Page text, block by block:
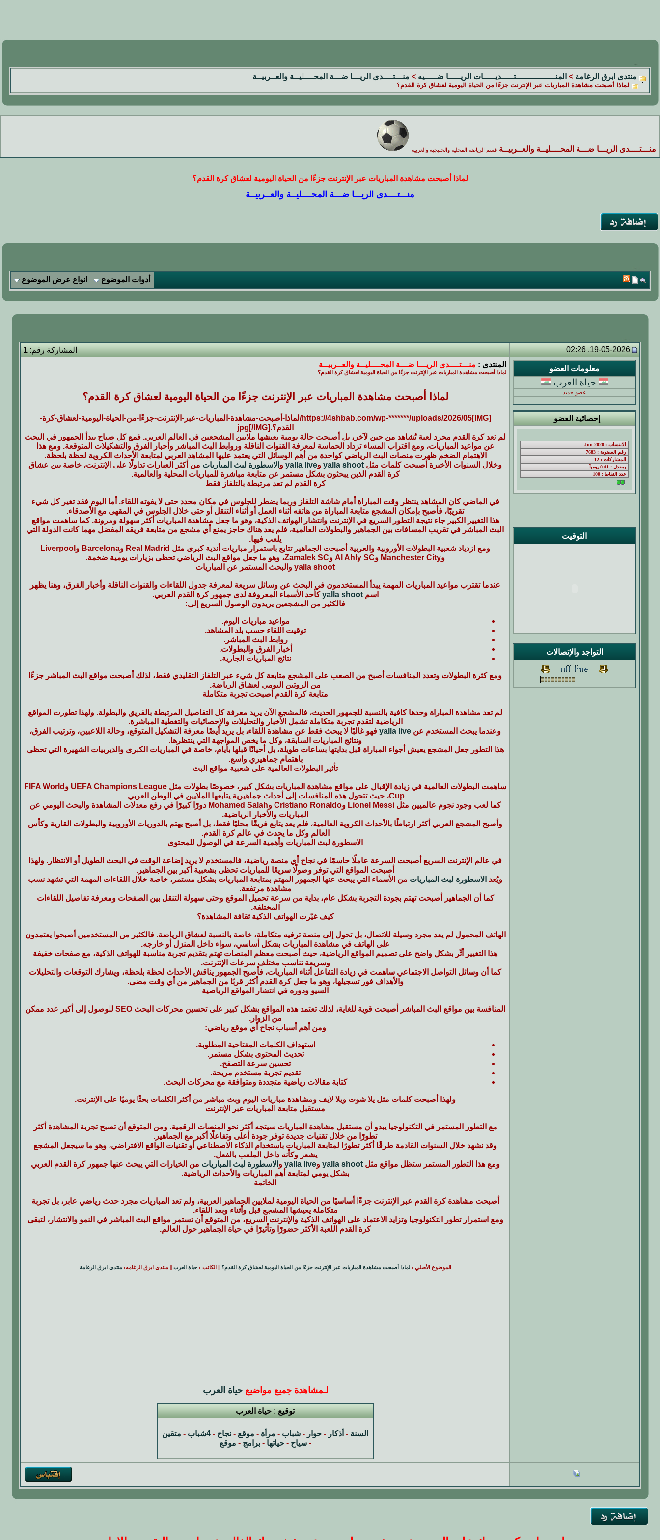
منتدى ابرق الرغامة > المنــــــــــــــــتـــــديـــــات الريـــــا ضـــــيه > منـــتــــدى الريـــا ضـــة المحــــليــة والعــربيــة
لماذا أصبحت مشاهدة المباريات عبر الإنترنت جزءًا من الحياة اليومية لعشاق كرة القدم؟
منـــتــــدى الريـــا ضـــة المحــــليــة والعــربيــة قسم الرياضة المحلية والخليجية والعربية
لماذا أصبحت مشاهدة المباريات عبر الإنترنت جزءًا من الحياة اليومية لعشاق كرة القدم؟
منـــتــــدى الريـــا ضـــة المحــــليــة والعــربيــة
أدوات الموضوع انواع عرض الموضوع
19-05-2026, 02:26 المشاركة رقم:1
معلومات العضو
حياة العرب
عضو جديد
إحصائية العضو
التوقيت
التواجد والإتصالات
المنتدى : منـــتــــدى الريـــا ضـــة المحــــليــة والعــربيــة
لماذا أصبحت مشاهدة المباريات عبر الإنترنت جزءًا من الحياة اليومية لعشاق كرة القدم؟
لماذا أصبحت مشاهدة المباريات عبر الإنترنت جزءًا من الحياة اليومية لعشاق كرة القدم؟
[IMG]https://4shbab.com/wp-*******/uploads/2026/05/لماذا-أصبحت-مشاهدة-المباريات-عبر-الإنترنت-جزءًا-من-الحياة-اليومية-لعشاق-كرة-
القدم؟.jpg[/IMG]
لم تعد كرة القدم مجرد لعبة تُشاهد من حين لآخر، بل أصبحت حالة يومية يعيشها ملايين المشجعين في العالم العربي. فمع كل صباح يبدأ الجمهور في البحث
عن مواعيد المباريات، ومع اقتراب المساء تزداد الحماسة لمعرفة القنوات الناقلة وروابط البث المباشر وأخبار الفرق والتشكيلات المتوقعة. ومع هذا
الاهتمام الضخم ظهرت منصات البث الرياضي كواحدة من أهم الوسائل التي يعتمد عليها المشاهد العربي لمتابعة الأحداث الكروية لحظة بلحظة.
وخلال السنوات الأخيرة أصبحت كلمات مثل yalla shoot وyalla live و الاسطورة لبث المباريات من أكثر العبارات تداولًا على الإنترنت، خاصة بين عشاق
كرة القدم الذين يبحثون بشكل مستمر عن متابعة مباشرة للمباريات المحلية والعالمية.
كرة القدم لم تعد مرتبطة بالتلفاز فقط
في الماضي كان المشاهد ينتظر وقت المباراة أمام شاشة التلفاز وربما يضطر للجلوس في مكان محدد حتى لا يفوته اللقاء. أما اليوم فقد تغير كل شيء
تقريبًا، فأصبح بإمكان المشجع متابعة المباراة من هاتفه أثناء العمل أو أثناء التنقل أو حتى خلال الجلوس في المقهى مع الأصدقاء.
هذا التغيير الكبير جاء نتيجة التطور السريع في الإنترنت وانتشار الهواتف الذكية، وهو ما جعل مشاهدة المباريات أكثر سهولة ومرونة. كما ساهمت مواقع
البث المباشر في تقريب المسافات بين الجماهير والبطولات العالمية، فلم يعد هناك حاجز يمنع أي مشجع من متابعة فريقه المفضل مهما كانت الدولة التي
يلعب فيها.
ومع ازدياد شعبية البطولات الأوروبية والعربية أصبحت الجماهير تتابع باستمرار مباريات أندية كبرى مثل Real Madrid وBarcelona وLiverpool
وManchester City وAl Ahly SC وZamalek SC، وهو ما جعل مواقع البث الرياضي تحظى بزيارات يومية ضخمة.
yalla shoot والبحث المستمر عن المباريات
عندما تقترب مواعيد المباريات المهمة يبدأ المستخدمون في البحث عن وسائل سريعة لمعرفة جدول اللقاءات والقنوات الناقلة وأخبار الفرق، وهنا يظهر
اسمyalla shootكأحد الأسماء المعروفة لدى جمهور كرة القدم العربي.
فالكثير من المشجعين يريدون الوصول السريع إلى:
مواعيد مباريات اليوم.
توقيت اللقاء حسب بلد المشاهد.
روابط البث المباشر.
أخبار الفرق والبطولات.
نتائج المباريات الجارية.
ومع كثرة البطولات وتعدد المنافسات أصبح من الصعب على المشجع متابعة كل شيء عبر التلفاز التقليدي فقط، لذلك أصبحت مواقع البث المباشر جزءًا
من الروتين اليومي لعشاق الرياضة.
متابعة كرة القدم أصبحت تجربة متكاملة
لم تعد مشاهدة المباراة وحدها كافية بالنسبة للجمهور الحديث، فالمشجع الآن يريد معرفة كل التفاصيل المرتبطة بالفريق والبطولة. ولهذا تطورت المواقع
الرياضية لتقدم تجربة متكاملة تشمل الأخبار والتحليلات والإحصائيات والتغطية المباشرة.
وعندما يبحث المستخدم عن yalla live فهو غالبًا لا يبحث فقط عن مشاهدة اللقاء، بل يريد أيضًا معرفة التشكيل المتوقع، وحالة اللاعبين، وترتيب الفرق،
ونتائج المباريات السابقة، وكل ما يخص المواجهة التي ينتظرها.
هذا التطور جعل المشجع يعيش أجواء المباراة قبل بدايتها بساعات طويلة، بل أحيانًا قبلها بأيام، خاصة في المباريات الكبرى والديربيات الشهيرة التي تحظى
باهتمام جماهيري واسع.
تأثير البطولات العالمية على شعبية مواقع البث
ساهمت البطولات العالمية في زيادة الإقبال على مواقع مشاهدة المباريات بشكل كبير، خصوصًا بطولات مثل UEFA Champions League وFIFA World
Cup، حيث تتحول هذه المنافسات إلى أحداث جماهيرية يتابعها الملايين في الوطن العربي.
كما لعب وجود نجوم عالميين مثل Lionel Messi وCristiano Ronaldo وMohamed Salah دورًا كبيرًا في رفع معدلات المشاهدة والبحث اليومي عن
المباريات والأخبار الرياضية.
وأصبح المشجع العربي أكثر ارتباطًا بالأحداث الكروية العالمية، فلم يعد يتابع فريقًا محليًا فقط، بل أصبح يهتم بالدوريات الأوروبية والبطولات القارية وكأس
العالم وكل ما يحدث في عالم كرة القدم.
الاسطورة لبث المباريات وأهمية السرعة في الوصول للمحتوى
في عالم الإنترنت السريع أصبحت السرعة عاملًا حاسمًا في نجاح أي منصة رياضية، فالمستخدم لا يريد إضاعة الوقت في البحث الطويل أو الانتظار. ولهذا
أصبحت المواقع التي توفر وصولًا سريعًا للمباريات تحظى بشعبية أكبر بين الجماهير.
ويُعد الاسطورة لبث المباريات من الأسماء التي يبحث عنها الجمهور المهتم بمتابعة المباريات بشكل مستمر، خاصة خلال اللقاءات المهمة التي تشهد نسب
مشاهدة مرتفعة.
كما أن الجماهير أصبحت تهتم بجودة التجربة بشكل عام، بداية من سرعة تحميل الموقع وحتى سهولة التنقل بين الصفحات ومعرفة تفاصيل اللقاءات
المختلفة.
كيف غيّرت الهواتف الذكية ثقافة المشاهدة؟
الهاتف المحمول لم يعد مجرد وسيلة للاتصال، بل تحول إلى منصة ترفيه متكاملة، خاصة بالنسبة لعشاق الرياضة. فالكثير من المستخدمين أصبحوا يعتمدون
على الهاتف في مشاهدة المباريات بشكل أساسي، سواء داخل المنزل أو خارجه.
هذا التغيير أثّر بشكل واضح على تصميم المواقع الرياضية، حيث أصبحت معظم المنصات تهتم بتقديم تجربة مناسبة للهواتف الذكية، مع صفحات خفيفة
وسريعة تناسب مختلف سرعات الإنترنت.
كما أن وسائل التواصل الاجتماعي ساهمت في زيادة التفاعل أثناء المباريات، فأصبح الجمهور يناقش الأحداث لحظة بلحظة، ويشارك التوقعات والتحليلات
والأهداف فور تسجيلها، وهو ما جعل كرة القدم أكثر قربًا من الجماهير من أي وقت مضى.
السيو ودوره في انتشار المواقع الرياضية
المنافسة بين مواقع البث المباشر أصبحت قوية للغاية، لذلك تعتمد هذه المواقع بشكل كبير على تحسين محركات البحث SEO للوصول إلى أكبر عدد ممكن
من الزوار.
ومن أهم أسباب نجاح أي موقع رياضي:
استهداف الكلمات المفتاحية المطلوبة.
تحديث المحتوى بشكل مستمر.
تحسين سرعة التصفح.
تقديم تجربة مستخدم مريحة.
كتابة مقالات رياضية متجددة ومتوافقة مع محركات البحث.
ولهذا أصبحت كلمات مثل يلا شوت ويلا لايف ومشاهدة مباريات اليوم وبث مباشر من أكثر الكلمات بحثًا يوميًا على الإنترنت.
مستقبل متابعة المباريات عبر الإنترنت
مع التطور المستمر في التكنولوجيا يبدو أن مستقبل مشاهدة المباريات سيتجه أكثر نحو المنصات الرقمية. ومن المتوقع أن تصبح تجربة المشاهدة أكثر
تطورًا من خلال تقنيات جديدة توفر جودة أعلى وتفاعلًا أكبر مع الجماهير.
وقد نشهد خلال السنوات القادمة طرقًا أكثر تطورًا لمتابعة المباريات باستخدام الذكاء الاصطناعي أو تقنيات الواقع الافتراضي، وهو ما سيجعل المشجع
يشعر وكأنه داخل الملعب بالفعل.
ومع هذا التطور المستمر ستظل مواقع مثلyalla shoot وyalla live و الاسطورة لبث المباريات من الخيارات التي يبحث عنها جمهور كرة القدم العربي
بشكل يومي لمتابعة أهم المباريات والأحداث الرياضية.
الخاتمة
أصبحت مشاهدة كرة القدم عبر الإنترنت جزءًا أساسيًا من الحياة اليومية لملايين الجماهير العربية، ولم تعد المباريات مجرد حدث رياضي عابر، بل تجربة
متكاملة يعيشها المشجع قبل وأثناء وبعد اللقاء.
ومع استمرار تطور التكنولوجيا وتزايد الاعتماد على الهواتف الذكية والإنترنت السريع، من المتوقع أن تستمر مواقع البث المباشر في النمو والانتشار، لتبقى
كرة القدم اللعبة الأكثر حضورًا وتأثيرًا في حياة الجماهير حول العالم.
الموضوع الأصلي : لماذا أصبحت مشاهدة المباريات عبر الإنترنت جزءًا من الحياة اليومية لعشاق كرة القدم؟ || الكاتب :حياة العرب || منتدى ابرق الرغامه:منتدى ابرق الرغامة
لـمشاهدة جميع مواضيع حياة العرب
توقيع : حياة العرب
السنة - أذكار - حوار - شباب - مرأة - موقع - نجاح - 4شباب - متقين
-سياح -حياتها -برامج - موقع